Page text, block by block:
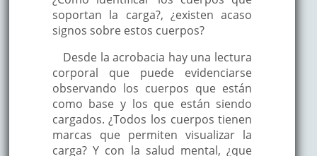
soportan la carga?, ¿existen acaso
signos sobre estos cuerpos?
Desde la acrobacia hay una lectura
corporal que puede evidenciarse
observando los cuerpos que están
como base y los que están siendo
cargados. ¿Todos los cuerpos tienen
marcas que permiten visualizar la
carga? Y con la salud mental, ¿que